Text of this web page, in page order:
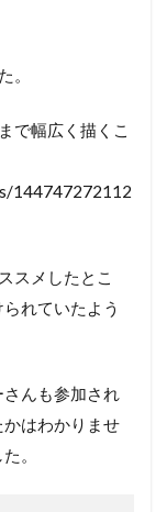
。
で幅広く描くこ
144747272112
スメしたとこ
れていたよう
んも参加され
はわかりませ
。